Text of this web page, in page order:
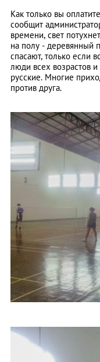
Как только вы
сообщит
времени, свет
на полу - деревянный
спасают, только если
люди всех возрастов
русские. Многие
против друга.